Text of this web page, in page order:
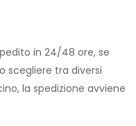
in 24/48 ore, se
scegliere tra diversi
la spedizione avviene